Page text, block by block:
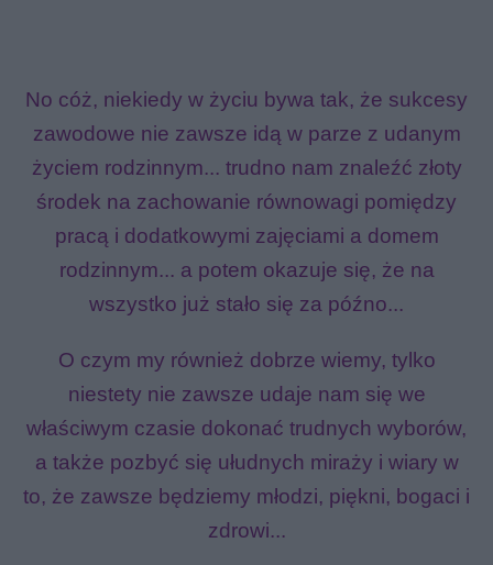
No cóż, niekiedy w życiu bywa tak, że sukcesy
zawodowe nie zawsze idą w parze z udanym
życiem rodzinnym... trudno nam znaleźć złoty
środek na zachowanie równowagi pomiędzy
pracą i dodatkowymi zajęciami a domem
rodzinnym... a potem okazuje się, że na
wszystko już stało się za późno...
O czym my również dobrze wiemy, tylko
niestety nie zawsze udaje nam się we
właściwym czasie dokonać trudnych wyborów,
a także pozbyć się ułudnych miraży i wiary w
to, że zawsze będziemy młodzi, piękni, bogaci i
zdrowi...